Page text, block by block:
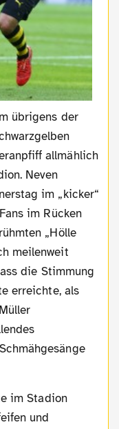
allmählich
Neven
im „kicker“
im Rücken
„Hölle
meilenweit
die Stimmung
erreichte, als
und